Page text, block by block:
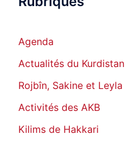
Agenda
Actualités du Kurdistan
Rojbîn, Sakine et Leyla
Activités des AKB
Kilims de Hakkari